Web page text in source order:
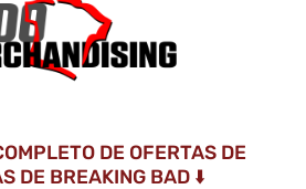
DE OFERTAS DE
DE BREAKING BAD ⬇️